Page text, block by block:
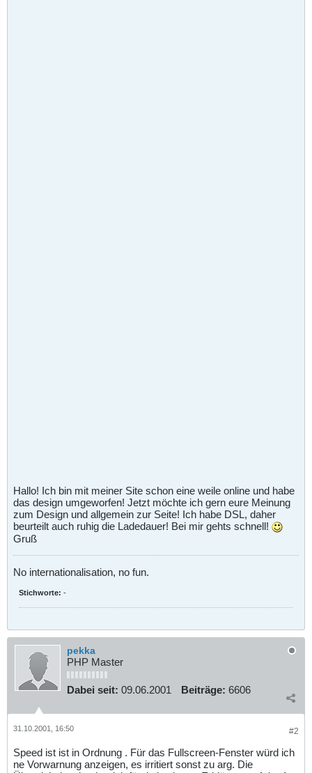
Hallo! Ich bin mit meiner Site schon eine weile online und habe
das design umgeworfen! Jetzt möchte ich gern eure Meinung
zum Design und allgemein zur Seite! Ich habe DSL, daher
beurteilt auch ruhig die Ladedauer! Bei mir gehts schnell!
Gruß
No internationalisation, no fun.
Stichworte: -
pekka
PHP Master
Dabei seit: 09.06.2001 Beiträge: 6606
#2
31.10.2001, 16:50
Speed ist ist in Ordnung . Für das Fullscreen-Fenster würd ich
ne Vorwarnung anzeigen, es irritiert sonst zu arg. Die